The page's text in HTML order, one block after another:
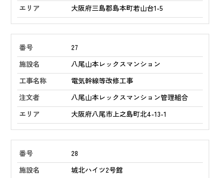
大阪府三島郡島本町若山台1-5
27
八尾山本レックスマンション
電気幹線等改修工事
八尾山本レックスマンション管理組合
大阪府八尾市上之島町北4-13-1
28
城北ハイツ2号館